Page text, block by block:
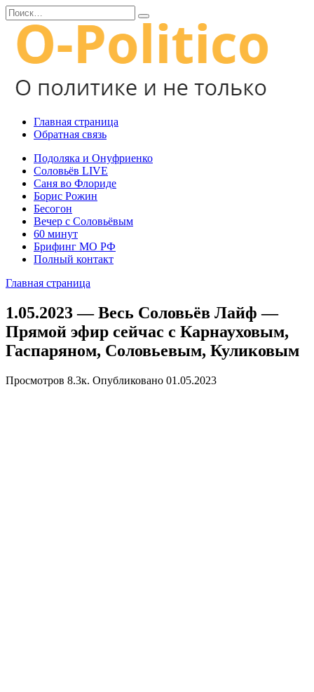
Перейти
к
содержанию
Search
for:
Главная страница
Обратная связь
Подоляка и Онуфриенко
Соловьёв LIVE
Саня во Флориде
Борис Рожин
Бесогон
Вечер с Соловьёвым
60 минут
Брифинг МО РФ
Полный контакт
Главная страница
1.05.2023 — Весь Соловьёв Лайф —
Прямой эфир сейчас с Карнауховым,
Гаспаряном, Соловьевым, Куликовым
Просмотров 8.3к. Опубликовано 01.05.2023